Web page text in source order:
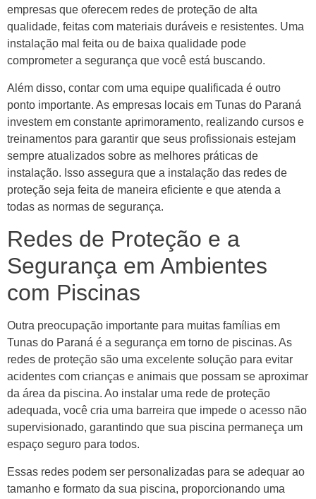
empresas que oferecem redes de proteção de alta
qualidade, feitas com materiais duráveis e resistentes. Uma
instalação mal feita ou de baixa qualidade pode
comprometer a segurança que você está buscando.
Além disso, contar com uma equipe qualificada é outro
ponto importante. As empresas locais em Tunas do Paraná
investem em constante aprimoramento, realizando cursos e
treinamentos para garantir que seus profissionais estejam
sempre atualizados sobre as melhores práticas de
instalação. Isso assegura que a instalação das redes de
proteção seja feita de maneira eficiente e que atenda a
todas as normas de segurança.
Redes de Proteção e a
Segurança em Ambientes
com Piscinas
Outra preocupação importante para muitas famílias em
Tunas do Paraná é a segurança em torno de piscinas. As
redes de proteção são uma excelente solução para evitar
acidentes com crianças e animais que possam se aproximar
da área da piscina. Ao instalar uma rede de proteção
adequada, você cria uma barreira que impede o acesso não
supervisionado, garantindo que sua piscina permaneça um
espaço seguro para todos.
Essas redes podem ser personalizadas para se adequar ao
tamanho e formato da sua piscina, proporcionando uma